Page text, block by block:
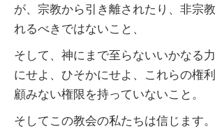
が、宗教から引き離されたり、非宗
れるべきではないこと、
そして、神にまで至らないいかなる
にせよ、ひそかにせよ、これらの権利
顧みない権限を持っていないこと。
そしてこの教会の私たちは信じます。